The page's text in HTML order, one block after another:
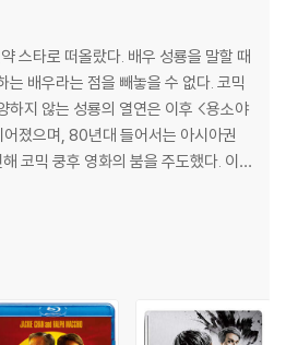
스타로 떠올랐다. 배우 성룡을 말할 때
는 배우라는 점을 빼놓을 수 없다. 코믹
하지 않는 성룡의 열연은 이후 <용소야
졌으며, 80년대 들어서는 아시아권
코믹 쿵후 영화의 붐을 주도했다. 이후
아워>, <러시아워2>로 전세계 최고
에서 가장 사랑받는 아시아 배우가 되
신 정무문(197